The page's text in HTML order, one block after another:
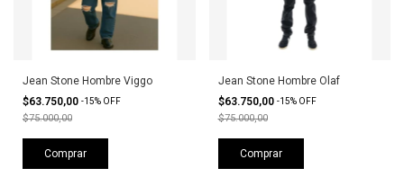
Jean Stone Hombre Viggo
$63.750,00 -15% OFF
$75.000,00
Comprar
Jean Stone Hombre Olaf
$63.750,00 -15% OFF
$75.000,00
Comprar